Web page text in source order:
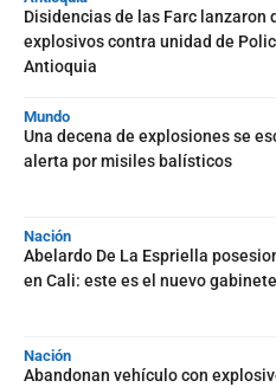
Disidencias de las Farc lanzaron
explosivos contra unidad de
Antioquia
Mundo
Una decena de explosiones se
alerta por misiles balísticos
Nación
Abelardo De La Espriella
en Cali: este es el nuevo gabinete
Nación
Abandonan vehículo con